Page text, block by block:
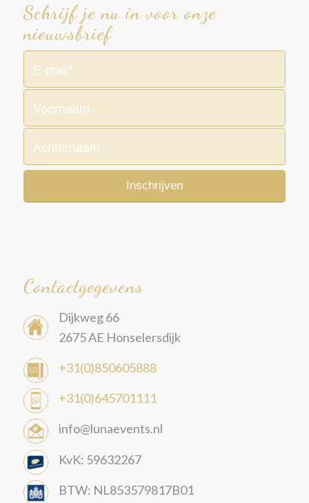
Schrijf je nu in voor onze
nieuwsbrief
Contactgegevens
Dijkweg 66
2675 AE Honselersdijk
+31(0)850605888
+31(0)645701111
info@lunaevents.nl
KvK: 59632267
BTW: NL853579817B01